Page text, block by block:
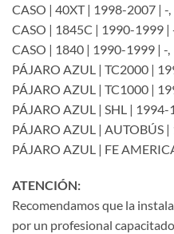
CASO | 40XT | 1998-2007 | -,
CASO | 1845C | 1990-1999 |
CASO | 1840 | 1990-1999 | -,
PÁJARO AZUL | TC2000 |
PÁJARO AZUL | TC1000 |
PÁJARO AZUL | SHL | 1994-
PÁJARO AZUL | AUTOBÚS |
PÁJARO AZUL | FE
ATENCIÓN:
Recomendamos que la
por un profesional